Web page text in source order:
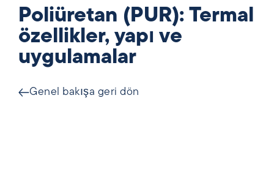
Poliüretan (PUR): Termal
özellikler, yapı ve
uygulamalar
Genel bakışa geri dön